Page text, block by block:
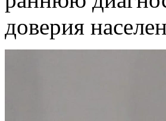
доверия